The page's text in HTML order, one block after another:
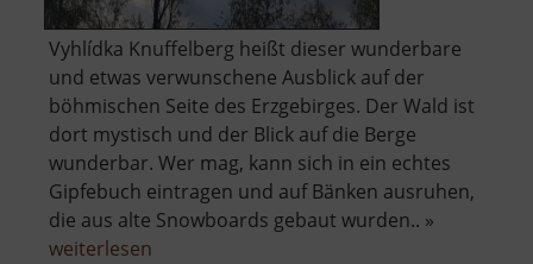
Vyhlídka Knuffelberg heißt dieser wunderbare
und etwas verwunschene Ausblick auf der
böhmischen Seite des Erzgebirges. Der Wald ist
dort mystisch und der Blick auf die Berge
wunderbar. Wer mag, kann sich in ein echtes
Gipfebuch eintragen und auf Bänken ausruhen,
die aus alte Snowboards gebaut wurden.. »
weiterlesen